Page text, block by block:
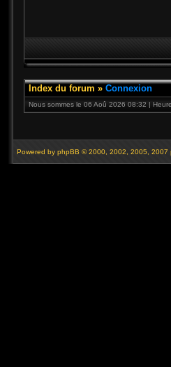
Index du forum » Connexion
Nous sommes le 06 Aoû 2026 08:32 |
Powered by phpBB © 2000, 2002, 2005, 2007